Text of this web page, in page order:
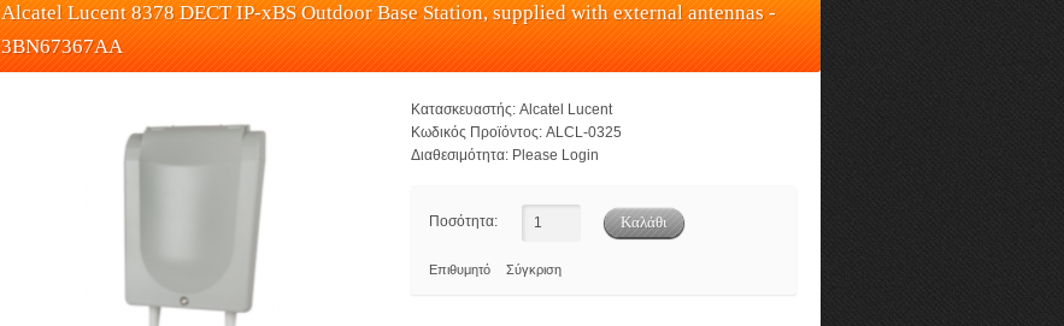
Alcatel Lucent 8378 DECT IP-xBS Outdoor Base Station, supplied with external antennas -
3BN67367AA
Κατασκευαστής: Alcatel Lucent
Κωδικός Προϊόντος: ALCL-0325
Διαθεσιμότητα: Please Login
Ποσότητα:
Επιθυμητό Σύγκριση